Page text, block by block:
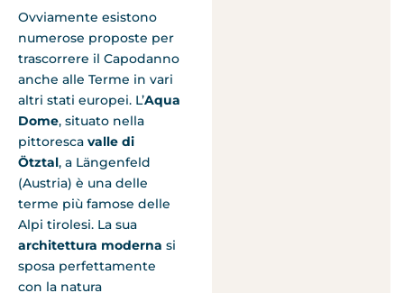
Ovviamente esistono
numerose proposte per
trascorrere il Capodanno
anche alle Terme in vari
altri stati europei. L’Aqua
Dome, situato nella
pittoresca valle di
Ötztal, a Längenfeld
(Austria) è una delle
terme più famose delle
Alpi tirolesi. La sua
architettura moderna si
sposa perfettamente
con la natura